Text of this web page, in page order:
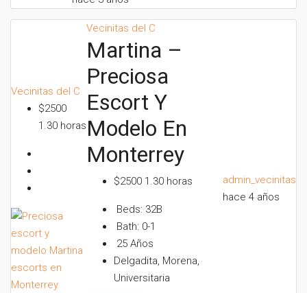
Vecinitas del C
$2500
1.30 horas
Vecinitas del C
Martina –
Preciosa
Escort Y
Modelo En
Monterrey
$2500 1.30 horas
Beds: 32B
Bath: 0-1
25 Años
Delgadita, Morena,
Universitaria
admin_vecinitas
hace 4 años